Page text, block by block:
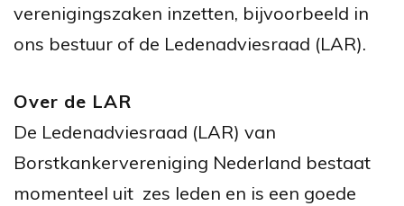
verenigingszaken inzetten, bijvoorbeeld in
ons bestuur of de Ledenadviesraad (LAR).
Over de LAR
De Ledenadviesraad (LAR) van
Borstkankervereniging Nederland bestaat
momenteel uit zes leden en is een goede